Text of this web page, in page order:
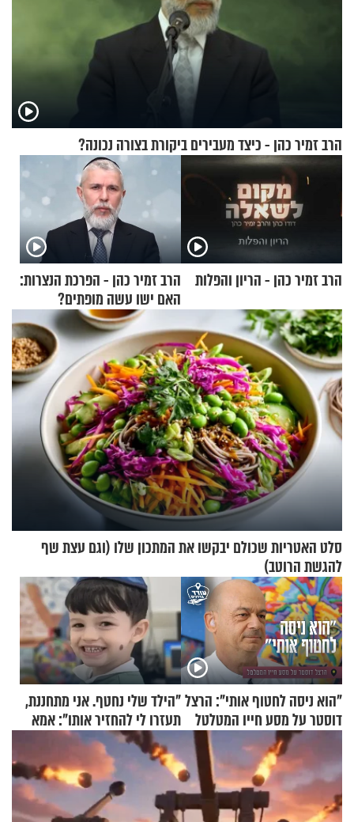
הרב זמיר כהן - כיצד מעבירים ביקורת בצורה נכונה?
הרב זמיר כהן - הריון והפלות
הרב זמיר כהן - הפרכת הנצרות:
האם ישו עשה מופתים?
סלט האטריות שכולם יבקשו את המתכון שלו (וגם עצת שף
להגשת הרוטב)
"הוא ניסה לחטוף אותי": הרצל
דוסטר על מסע חייו המטלטל
"הילד שלי נחטף. אני מתחננת,
תעזרו לי להחזיר אותו": אמא
של יובל בן ה-4 בריאיון דומע